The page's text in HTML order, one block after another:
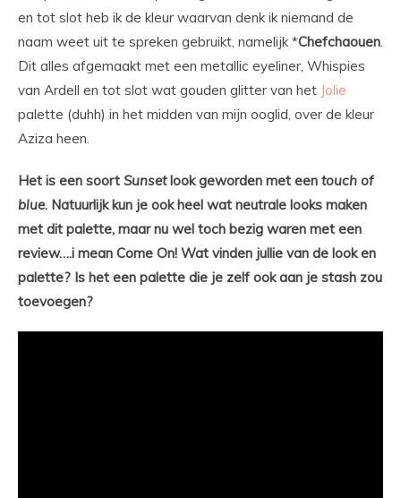
en tot slot heb ik de kleur waarvan denk ik niemand de
naam weet uit te spreken gebruikt, namelijk *Chefchaouen.
Dit alles afgemaakt met een metallic eyeliner, Whispies
van Ardell en tot slot wat gouden glitter van het Jolie
palette (duhh) in het midden van mijn ooglid, over de kleur
Aziza heen.
Het is een soort Sunsetlook geworden met een touch of
blue. Natuurlijk kun je ook heel wat neutrale looks maken
met dit palette, maar nu wel toch bezig waren met een
review….i mean Come On! Wat vinden jullie van de look en
palette? Is het een palette die je zelf ook aan je stash zou
toevoegen?